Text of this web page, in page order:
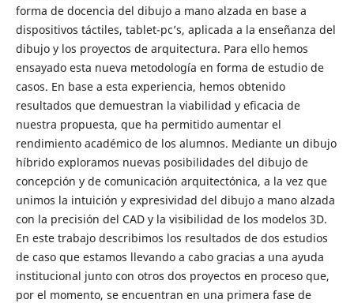
forma de docencia del dibujo a mano alzada en base a
dispositivos táctiles, tablet-pc’s, aplicada a la enseñanza del
dibujo y los proyectos de arquitectura. Para ello hemos
ensayado esta nueva metodología en forma de estudio de
casos. En base a esta experiencia, hemos obtenido
resultados que demuestran la viabilidad y eficacia de
nuestra propuesta, que ha permitido aumentar el
rendimiento académico de los alumnos. Mediante un dibujo
híbrido exploramos nuevas posibilidades del dibujo de
concepción y de comunicación arquitectónica, a la vez que
unimos la intuición y expresividad del dibujo a mano alzada
con la precisión del CAD y la visibilidad de los modelos 3D.
En este trabajo describimos los resultados de dos estudios
de caso que estamos llevando a cabo gracias a una ayuda
institucional junto con otros dos proyectos en proceso que,
por el momento, se encuentran en una primera fase de